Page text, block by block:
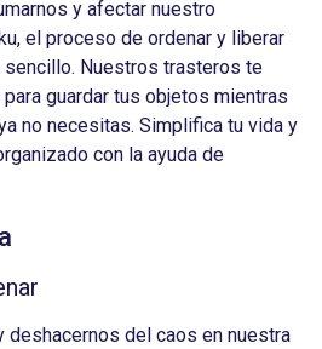
y afectar nuestro
el proceso de ordenar y liberar
Nuestros trasteros te
guardar tus objetos mientras
no necesitas. Simplifica tu vida y
con la ayuda de
deshacernos del caos en nuestra